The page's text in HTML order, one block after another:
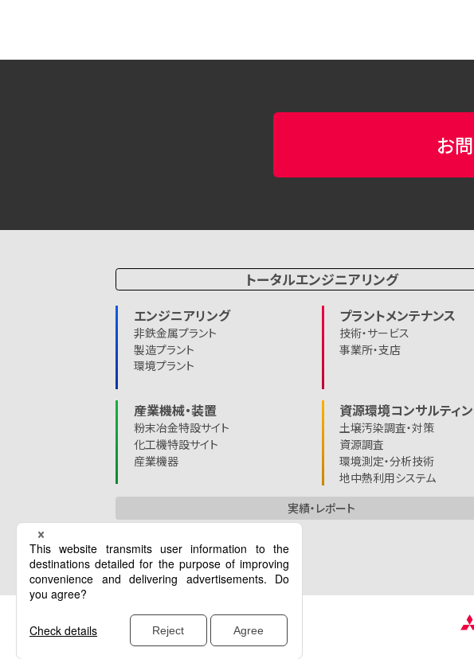
お
トータルエンジニアリング
エンジニアリング
非鉄金属プラント
製造プラント
環境プラント
プラントメンテナンス
技術・サービス
事業所・支店
産業機械・装置
粉末冶金特設サイト
化工機特設サイト
産業機器
資源環境コンサルティ
土壌汚染調査・対策
資源調査
環境測定・分析技術
地中熱利用システム
実績・レポート